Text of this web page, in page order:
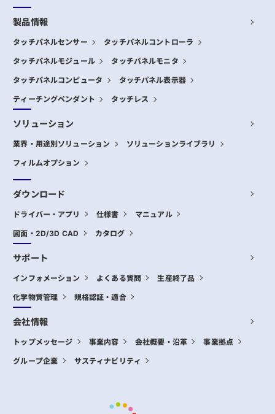
製品情報
タッチパネルセンサー タッチパネルコントローラ
タッチパネルモジュール タッチパネルモニタ
タッチパネルコンピュータ タッチパネル表示器
ティーチングペンダント タッチレス
ソリューション
業界・用途別ソリューション ソリューションライブラリ
フィルムオプション
ダウンロード
ドライバー・アプリ 仕様書 マニュアル
図面・2D/3D CAD カタログ
サポート
インフォメーション よくある質問 生産終了品
化学物質管理 規格認証・適合
会社情報
トップメッセージ 事業内容 会社概要・沿革 事業拠点
グループ企業 サスティナビリティ